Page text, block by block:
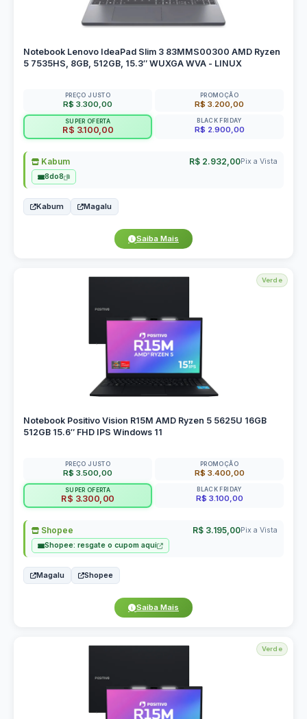
Notebook Lenovo IdeaPad Slim 3 83MMS00300 AMD Ryzen
5 7535HS, 8GB, 512GB, 15.3″ WUXGA WVA - LINUX
PREÇO JUSTO
R$ 3.300,00
PROMOÇÃO
R$ 3.200,00
SUPER OFERTA
R$ 3.100,00
BLACK FRIDAY
R$ 2.900,00
Kabum R$ 2.932,00Pix a Vista
8do8
Kabum Magalu
Saiba Mais
Verde
Notebook Positivo Vision R15M AMD Ryzen 5 5625U 16GB
512GB 15.6″ FHD IPS Windows 11
PREÇO JUSTO
R$ 3.500,00
PROMOÇÃO
R$ 3.400,00
SUPER OFERTA
R$ 3.300,00
BLACK FRIDAY
R$ 3.100,00
Shopee R$ 3.195,00Pix a Vista
Shopee: resgate o cupom aqui
Magalu Shopee
Saiba Mais
Verde